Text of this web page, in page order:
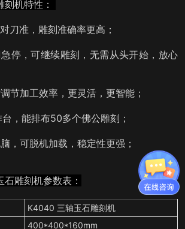
机特性：
刀准，雕刻准确率更高；
停，可继续雕刻，无需从头开始，放心
节加工效率，更灵活，更智能；
，能排布50多个佛公雕刻；
，可脱机加载，稳定性更强；
雕刻机参数表：
K4040 三轴玉石雕刻机
400*400*160mm